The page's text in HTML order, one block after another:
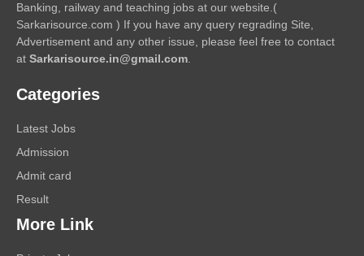
Banking, railway and teaching jobs at our website.(
Sarkarisource.com ) If you have any query regrading Site,
Advertisement and any other issue, please feel free to contact
at Sarkarisource.in@gmail.com.
Categories
Latest Jobs
Admission
Admit card
Result
More Link